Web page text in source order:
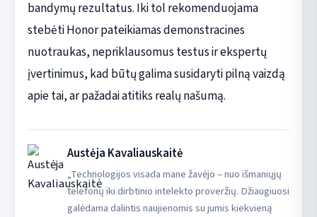
bandymų rezultatus. Iki tol rekomenduojama
stebėti Honor pateikiamas demonstracines
nuotraukas, nepriklausomus testus ir ekspertų
įvertinimus, kad būtų galima susidaryti pilną vaizdą
apie tai, ar pažadai atitiks realų našumą.
Austėja Kavaliauskaitė
„Technologijos visada mane žavėjo – nuo išmaniųjų
telefonų iki dirbtinio intelekto proveržių. Džiaugiuosi
galėdama dalintis naujienomis su jumis kiekvieną